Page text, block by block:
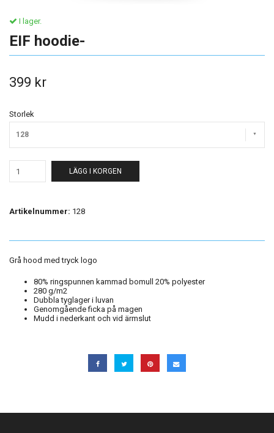
I lager.
EIF hoodie-
399 kr
Storlek
128
LÄGG I KORGEN
Artikelnummer: 128
Grå hood med tryck logo
80% ringspunnen kammad bomull 20% polyester
280 g/m2
Dubbla tyglager i luvan
Genomgående ficka på magen
Mudd i nederkant och vid ärmslut